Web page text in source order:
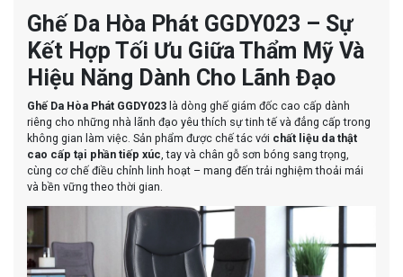
Ghế Da Hòa Phát GGDY023 – Sự
Kết Hợp Tối Ưu Giữa Thẩm Mỹ Và
Hiệu Năng Dành Cho Lãnh Đạo
Ghế Da Hòa Phát GGDY023 là dòng ghế giám đốc cao cấp dành
riêng cho những nhà lãnh đạo yêu thích sự tinh tế và đẳng cấp trong
không gian làm việc. Sản phẩm được chế tác với chất liệu da thật
cao cấp tại phần tiếp xúc , tay và chân gỗ sơn bóng sang trọng,
cùng cơ chế điều chỉnh linh hoạt – mang đến trải nghiệm thoải mái
và bền vững theo thời gian.